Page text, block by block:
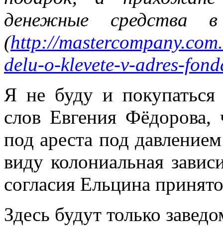
– обеспечивает в
подсознаний автора и
поводу. По
подсознаний в
то, знаемом и рожденном
нигде уточнять и
денежные средства в
(http://
delu-o-klevete-v-adres-
Я не буду и
слов Евгения Фёдорова,
под ареста под
виду колониальная
согласия Ельцина
Здесь будут только